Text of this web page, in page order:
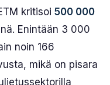
kritisoi 500 000
Enintään 3 000
noin 166
mikä on pisara